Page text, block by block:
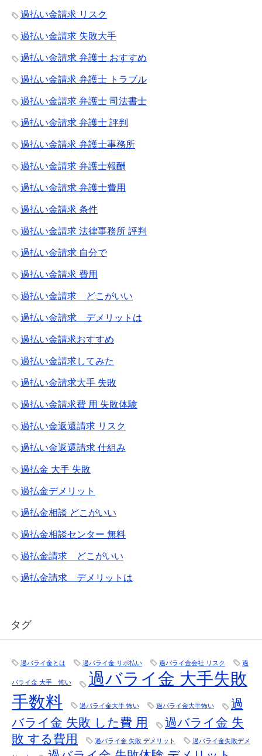
過払い金請求 リスク
過払い金請求 失敗大手
過払い金請求 弁護士 おすすめ
過払い金請求 弁護士 トラブル
過払い金請求 弁護士 司法書士
過払い金請求 弁護士 評判
過払い金請求 弁護士事務所
過払い金請求 弁護士報酬
過払い金請求 弁護士費用
過払い金請求 条件
過払い金請求 法律事務所 評判
過払い金請求 自分で
過払い金請求 費用
過払い金請求 どこがいい
過払い金請求 デメリットは
過払い金請求おすすめ
過払い金請求してみた
過払い金請求大手 失敗
過払い金請求費 用 失敗体験
過払い金返還請求 リスク
過払い金返還請求 仕組み
過払金 大手 失敗
過払金デメリット
過払金相談 どこがいい
過払金相談センター 無料
過払金請求 どこがいい
過払金請求 デメリットは
タグ
過バライ金とは 過バライ金 リボ払い 過バライ金会社 リスク 過
バライ金 大手 怖い
過バライ金 大手失敗
手数料
過バライ金大手 怖い 過バライ金大手怖い
過
バライ金 失敗 した費 用
過バライ金 失
敗 する費用
過バライ金 失敗 デメリット 過バライ金失敗デメ